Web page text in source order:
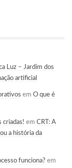
Luz – Jardim dos
artificial
em O que é
criadas! em CRT: A
a história da
funciona? em